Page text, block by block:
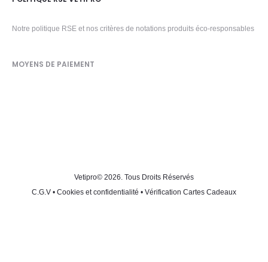
Notre politique RSE et nos critères de notations produits éco-responsables
MOYENS DE PAIEMENT
Vetipro© 2026. Tous Droits Réservés
C.G.V • Cookies et confidentialité • Vérification Cartes Cadeaux